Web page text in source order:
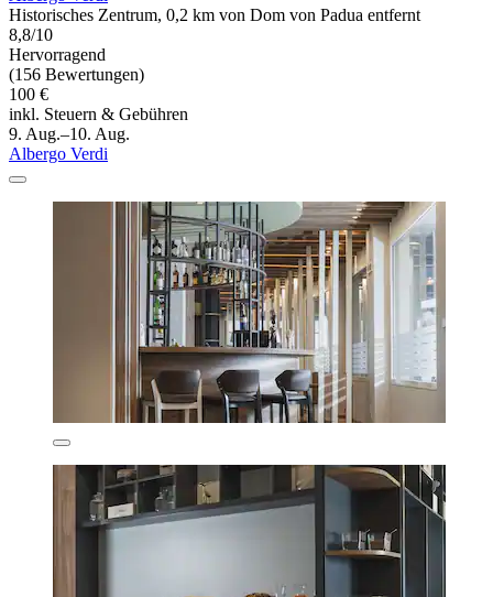
Historisches Zentrum, 0,2 km von Dom von Padua entfernt
8,8/10
Hervorragend
(156 Bewertungen)
100 €
inkl. Steuern & Gebühren
9. Aug.–10. Aug.
Albergo Verdi